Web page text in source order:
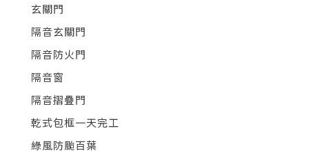
玄關門
隔音玄關門
隔音防火門
隔音窗
隔音摺疊門
乾式包框一天完工
綠風防颱百葉